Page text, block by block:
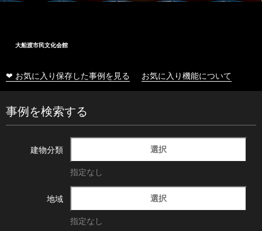
大船渡市民文化会館
❤ お気に入り保存した事例を見る お気に入り機能について
事例を検索する
建物分類 選択
指定なし
地域 選択
指定なし